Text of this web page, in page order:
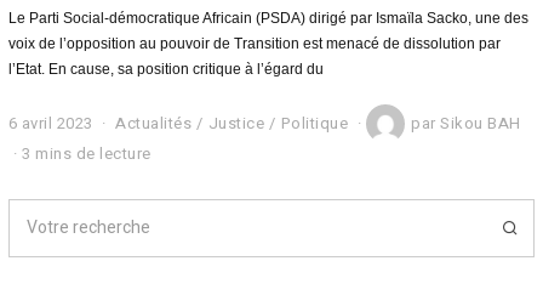
Le Parti Social-démocratique Africain (PSDA) dirigé par Ismaïla Sacko, une des
voix de l’opposition au pouvoir de Transition est menacé de dissolution par
l’Etat. En cause, sa position critique à l’égard du
6 avril 2023
a
v
l
2
Actualités / Justice / Politique parSikou BAH
3 mins de lecture